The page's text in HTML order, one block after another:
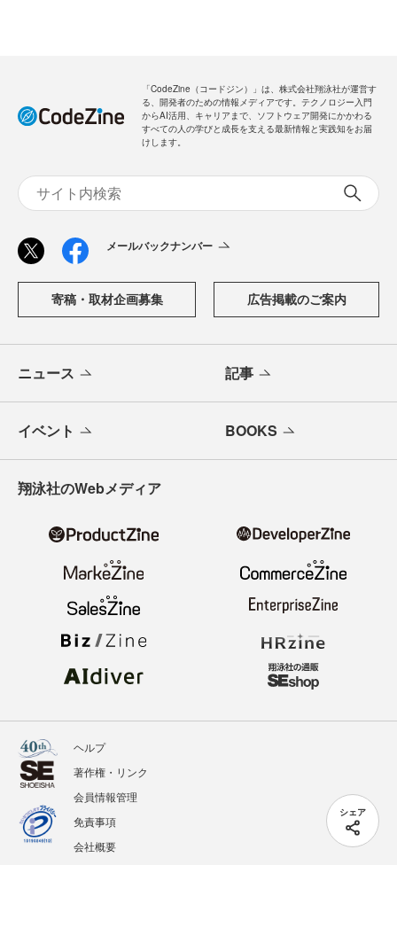
シェア
「CodeZine（コードジン）」は、株式会社翔泳社が運営す
る、開発者のための情報メディアです。テクノロジー入門
からAI活用、キャリアまで、ソフトウェア開発にかかわる
すべての人の学びと成長を支える最新情報と実践知をお届
けします。
メールバックナンバー
寄稿・取材企画募集 広告掲載のご案内
ニュース 記事
イベント BOOKS
翔泳社のWebメディア
ヘルプ
著作権・リンク
会員情報管理
免責事項
会社概要